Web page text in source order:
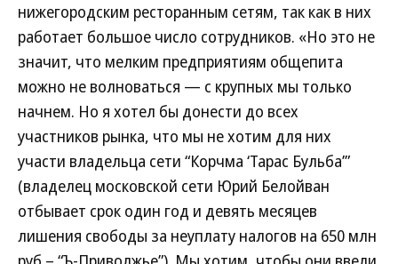
нижегородским ресторанным сетям, так как в них
работает большое число сотрудников. «Но это не
значит, что мелким предприятиям общепита
можно не волноваться — с крупных мы только
начнем. Но я хотел бы донести до всех
участников рынка, что мы не хотим для них
участи владельца сети “Корчма ‘Тарас Бульба’”
(владелец московской сети Юрий Белойван
отбывает срок один год и девять месяцев
лишения свободы за неуплату налогов на 650 млн